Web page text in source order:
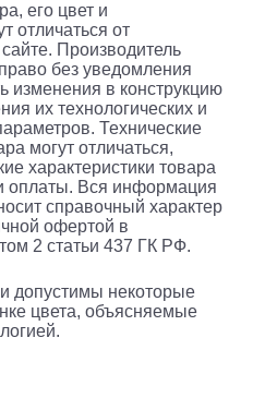
его цвет и
отличаться от
Производитель
без уведомления
изменения в конструкцию
их технологических и
Технические
могут отличаться,
характеристики товара
оплаты. Вся информация
справочный характер
офертой в
2 статьи 437 ГК РФ.
допустимы некоторые
цвета, объясняемые